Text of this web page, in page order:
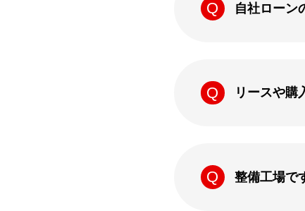
自社ローン
リースや購
整備工場で